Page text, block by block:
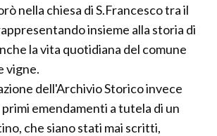
nella chiesa di S.Francesco tra il
insieme alla storia di
la vita quotidiana del comune
vigne.
dell'Archivio Storico invece
emendamenti a tutela di un
che siano stati mai scritti,